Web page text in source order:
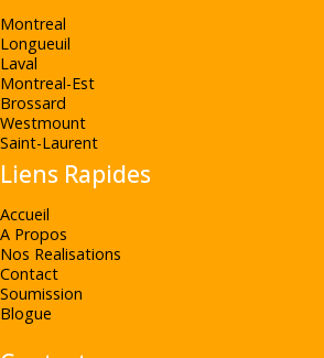
Montreal
Longueuil
Laval
Montreal-Est
Brossard
Westmount
Saint-Laurent
Liens Rapides
Accueil
A Propos
Nos Realisations
Contact
Soumission
Blogue